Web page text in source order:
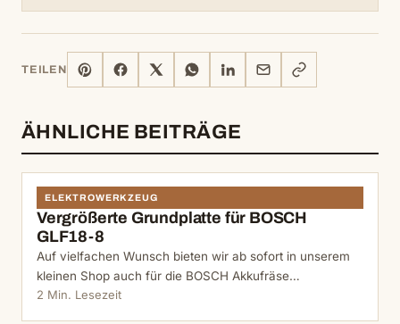
TEILEN
PINTERESTFACEBOOK WHATSAPPLINKEDIN
MAIL
LINK
KOPIEREN
ÄHNLICHE BEITRÄGE
ELEKTROWERKZEUG
Vergrößerte Grundplatte für BOSCH
GLF18-8
Auf vielfachen Wunsch bieten wir ab sofort in unserem
kleinen Shop auch für die BOSCH Akkufräse…
2 Min. Lesezeit